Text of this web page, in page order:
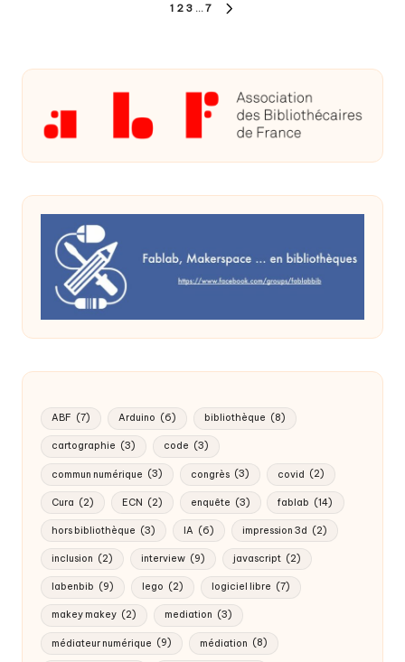
publications
1 2 3 … 7
ABF (7) Arduino (6) bibliothèque (8)
cartographie (3) code (3)
commun numérique (3) congrès (3) covid (2)
Cura (2) ECN (2) enquête (3) fablab (14)
hors bibliothèque (3) IA (6) impression 3d (2)
inclusion (2) interview (9) javascript (2)
labenbib (9) lego (2) logiciel libre (7)
makey makey (2) mediation (3)
médiateur numérique (9) médiation (8)